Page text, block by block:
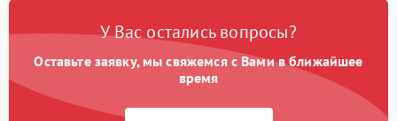
Сеть и подключения
Аудио
Сетевая
У Вас остались вопросы?
Оставьте заявку, мы свяжемся с Вами в ближайшее
время